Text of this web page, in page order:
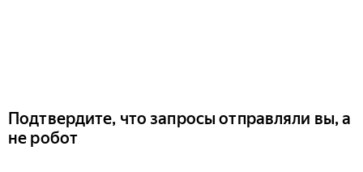
Подтвердите, что запросы отправляли вы, а
не робот